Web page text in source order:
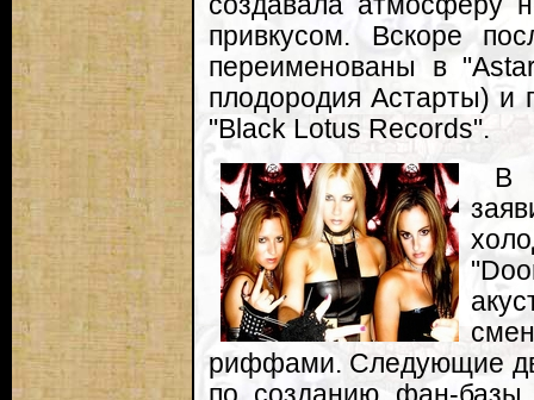
привкусом. Вскоре
переименованы в
плодородия Астарты) и
"Black Lotus Records".
В
риффами. Следующие